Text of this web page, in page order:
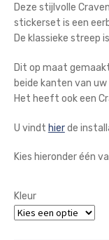
Deze stijlvolle
stickerset is een
De klassieke streep
Dit op maat
beide kanten van
Het heeft ook een
U vindt hierde
Kies hieronder één
Kleur